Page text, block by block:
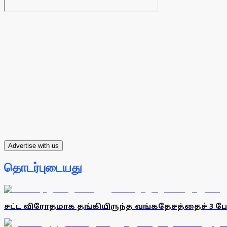
Advertise with us
தொடர்புடையது
சட்ட விரோதமாக தங்கியிருந்த வங்கதேசத்தைச் 3